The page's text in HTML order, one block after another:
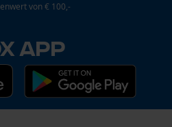
von € 100,-
APP
Global Site Tag
Advertising Universal